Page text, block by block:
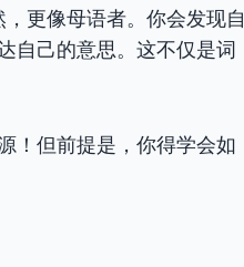
更像母语者。你会发现自
自己的意思。这不仅是词
！但前提是，你得学会如